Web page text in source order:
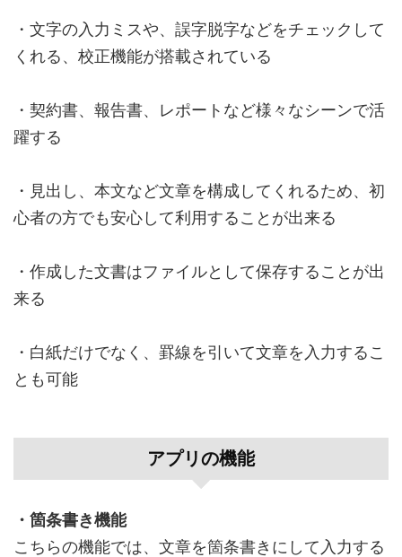
・文字の入力ミスや、誤字脱字などをチェックして
くれる、校正機能が搭載されている
・契約書、報告書、レポートなど様々なシーンで活
躍する
・見出し、本文など文章を構成してくれるため、初
心者の方でも安心して利用することが出来る
・作成した文書はファイルとして保存することが出
来る
・白紙だけでなく、罫線を引いて文章を入力するこ
とも可能
アプリの機能
・箇条書き機能
こちらの機能では、文章を箇条書きにして入力する